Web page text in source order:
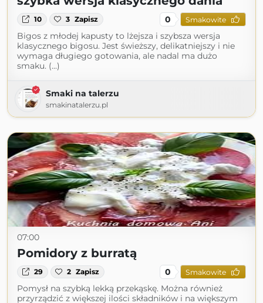
10 3 Zapisz 0 Smakowite
Bigos z młodej kapusty to lżejsza i szybsza wersja
klasycznego bigosu. Jest świeższy, delikatniejszy i nie
wymaga długiego gotowania, ale nadal ma dużo
smaku. (...)
Smaki na talerzu
smakinatalerzu.pl
07:00
Pomidory z burratą
29 2 Zapisz 0 Smakowite
Pomysł na szybką lekką przekąskę. Można również
przyrządzić z większej ilości składników i na większym